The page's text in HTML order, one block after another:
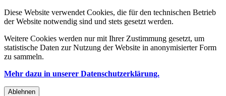
Diese Website verwendet Cookies, die für den technischen Betrieb
der Website notwendig sind und stets gesetzt werden.
Weitere Cookies werden nur mit Ihrer Zustimmung gesetzt, um
statistische Daten zur Nutzung der Website in anonymisierter Form
zu sammeln.
Mehr dazu in unserer Datenschutzerklärung.
Ablehnen